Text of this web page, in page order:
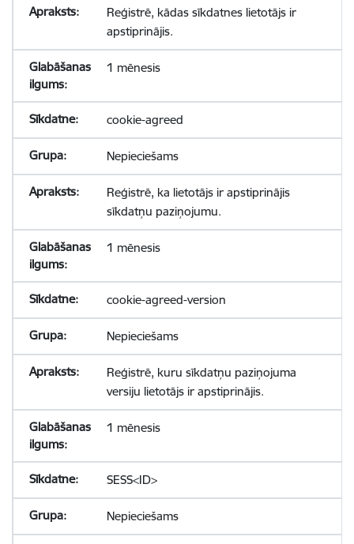
Reģistrē, kādas sīkdatnes lietotājs ir
apstiprinājis.
1 mēnesis
cookie-agreed
Nepieciešams
Reģistrē, ka lietotājs ir apstiprinājis
sīkdatņu paziņojumu.
1 mēnesis
cookie-agreed-version
Nepieciešams
Reģistrē, kuru sīkdatņu paziņojuma
versiju lietotājs ir apstiprinājis.
1 mēnesis
SESS<ID>
Nepieciešams